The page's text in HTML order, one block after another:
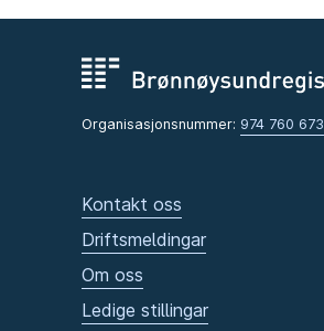
Organisasjonsnummer: 974 760 673
Kontakt oss
Driftsmeldingar
Om oss
Ledige stillingar